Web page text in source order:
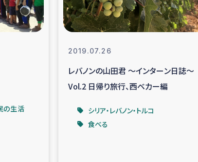
生活支援・農業復興支援
ーン・ボランティア日誌
における羊の畜産支援 ガザ
おける被災住民への緊急支援
の生活
2019.07.26
レバノンの山田君 ～インターン日誌～
Vol.2 日帰り旅行、西ベカー編
シリア・レバノン・トルコ
食べる